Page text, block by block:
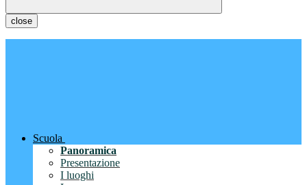
close
Scuola
Panoramica
Presentazione
I luoghi